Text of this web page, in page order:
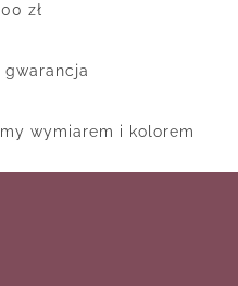
zł
gwarancja
wymiarem i kolorem